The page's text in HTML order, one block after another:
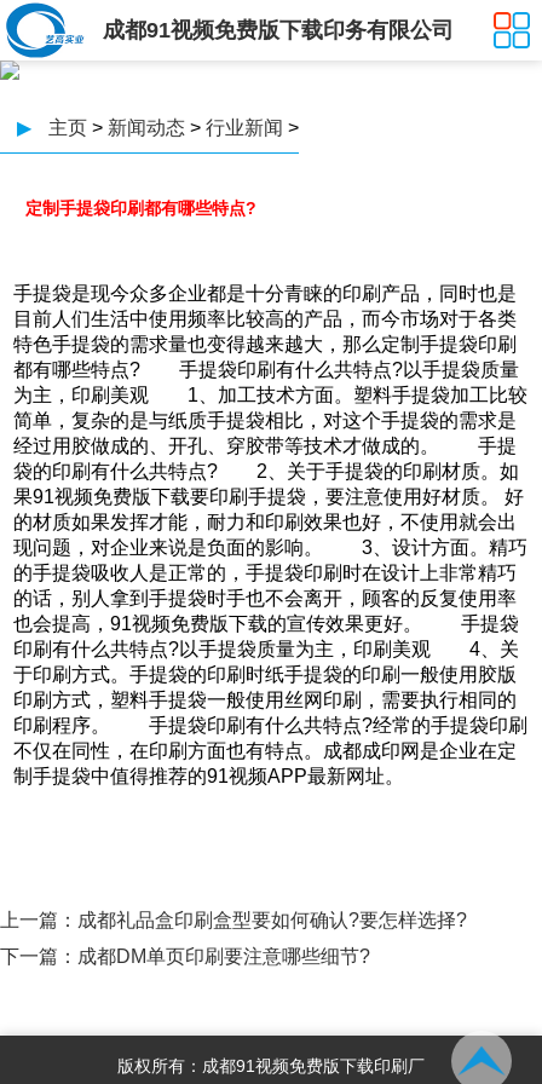
成都91视频免费版下载印务有限公司
▶ 主页 > 新闻动态 > 行业新闻 >
定制手提袋印刷都有哪些特点?
手提袋是现今众多企业都是十分青睐的印刷产品，同时也是
目前人们生活中使用频率比较高的产品，而今市场对于各类
特色手提袋的需求量也变得越来越大，那么定制手提袋印刷
都有哪些特点? 手提袋印刷有什么共特点?以手提袋质量
为主，印刷美观 1、加工技术方面。塑料手提袋加工比较
简单，复杂的是与纸质手提袋相比，对这个手提袋的需求是
经过用胶做成的、开孔、穿胶带等技术才做成的。 手提
袋的印刷有什么共特点? 2、关于手提袋的印刷材质。如
果91视频免费版下载要印刷手提袋，要注意使用好材质。 好
的材质如果发挥才能，耐力和印刷效果也好，不使用就会出
现问题，对企业来说是负面的影响。 3、设计方面。精巧
的手提袋吸收人是正常的，手提袋印刷时在设计上非常精巧
的话，别人拿到手提袋时手也不会离开，顾客的反复使用率
也会提高，91视频免费版下载的宣传效果更好。 手提袋
印刷有什么共特点?以手提袋质量为主，印刷美观 4、关
于印刷方式。手提袋的印刷时纸手提袋的印刷一般使用胶版
印刷方式，塑料手提袋一般使用丝网印刷，需要执行相同的
印刷程序。 手提袋印刷有什么共特点?经常的手提袋印刷
不仅在同性，在印刷方面也有特点。成都成印网是企业在定
制手提袋中值得推荐的91视频APP最新网址。
上一篇： 成都礼品盒印刷盒型要如何确认?要怎样选择?
下一篇： 成都DM单页印刷要注意哪些细节?
版权所有：成都91视频免费版下载印刷厂